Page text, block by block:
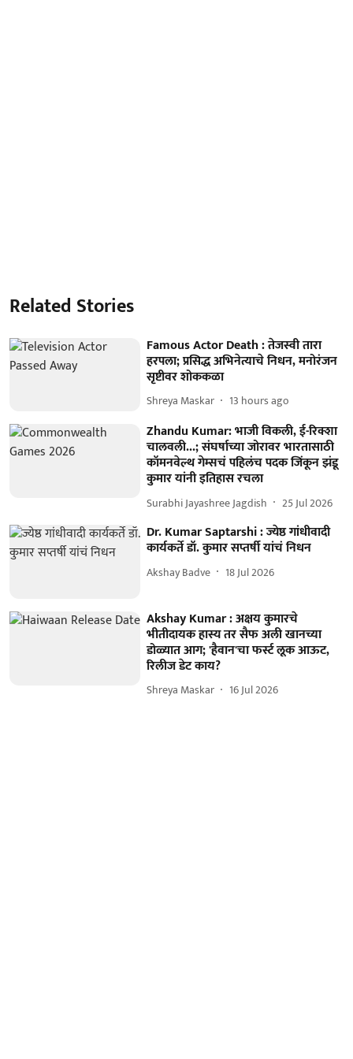
Related Stories
Famous Actor Death : तेजस्वी तारा
हरपला; प्रसिद्ध अभिनेत्याचे निधन, मनोरंजन
सृष्टीवर शोककळा
Shreya Maskar 13 hours ago
Zhandu Kumar: भाजी विकली, ई-रिक्शा
चालवली...; संघर्षाच्या जोरावर भारतासाठी
कॉमनवेल्थ गेम्सचं पहिलंच पदक जिंकून झंडू
कुमार यांनी इतिहास रचला
Surabhi Jayashree Jagdish 25 Jul 2026
Dr. Kumar Saptarshi : ज्येष्ठ गांधीवादी
कार्यकर्ते डॉ. कुमार सप्तर्षी यांचं निधन
Akshay Badve 18 Jul 2026
Akshay Kumar : अक्षय कुमारचे
भीतीदायक हास्य तर सैफ अली खानच्या
डोळ्यात आग; 'हैवान'चा फर्स्ट लूक आऊट,
रिलीज डेट काय?
Shreya Maskar 16 Jul 2026